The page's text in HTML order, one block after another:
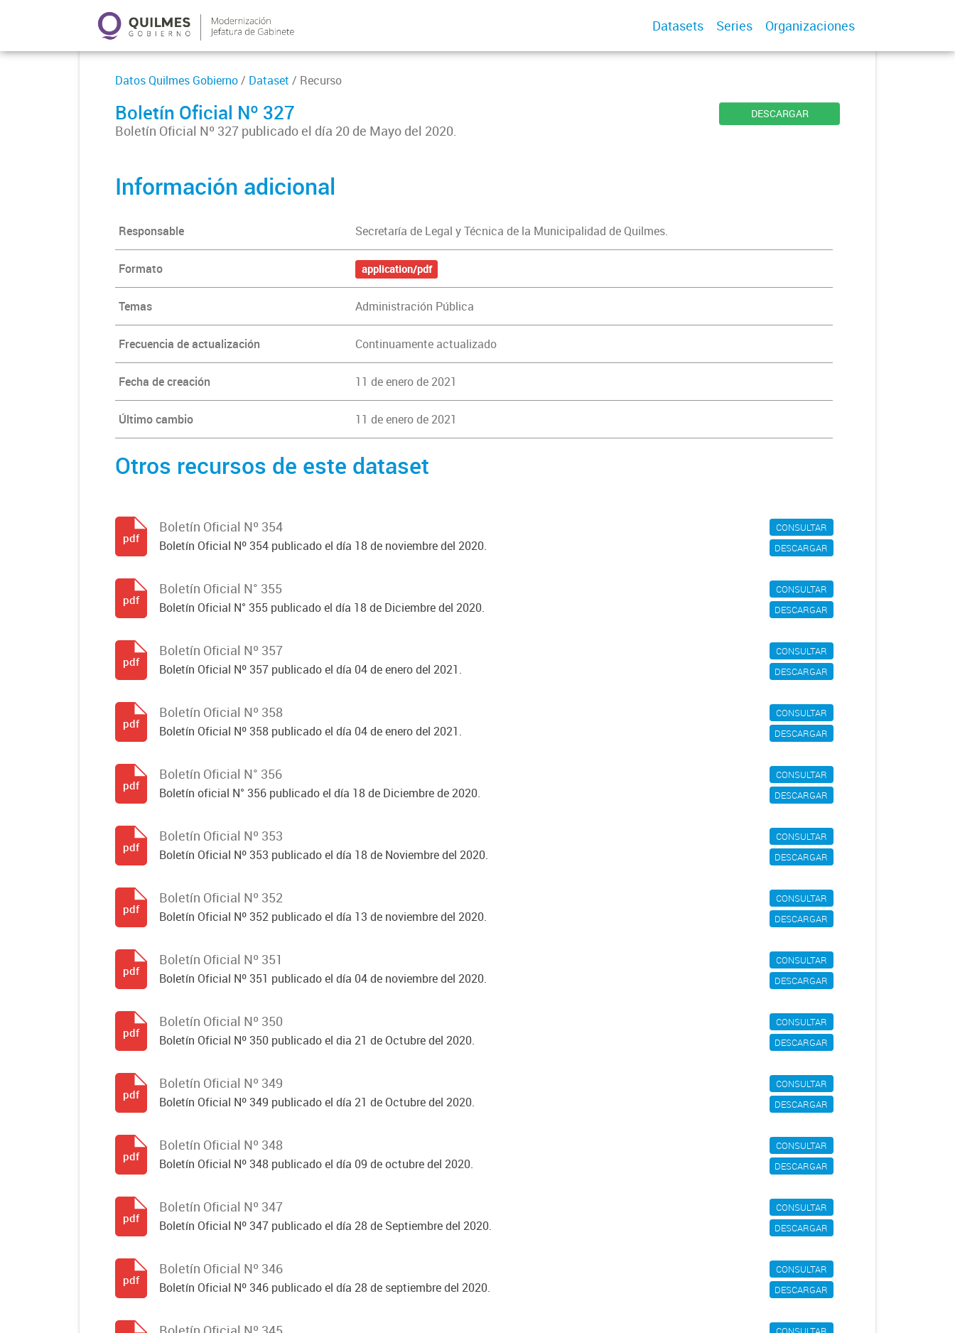
Datasets Series Organizaciones
Datos Quilmes Gobierno/ Dataset / Recurso
Boletín Oficial Nº 327
Boletín Oficial Nº 327 publicado el día 20 de Mayo del 2020.
DESCARGAR
Información adicional
Responsable Secretaría de Legal y Técnica de la Municipalidad de Quilmes.
Formato application/pdf
Temas Administración Pública
Frecuencia de actualización Continuamente actualizado
Fecha de creación 11 de enero de 2021
Último cambio 11 de enero de 2021
Otros recursos de este dataset
CONSULTAR
DESCARGAR
Boletín Oficial Nº 354
Boletín Oficial Nº 354 publicado el día 18 de noviembre del 2020.
pdf
CONSULTAR
DESCARGAR
Boletín Oficial N° 355
Boletín Oficial N° 355 publicado el día 18 de Diciembre del 2020.
pdf
CONSULTAR
DESCARGAR
Boletín Oficial Nº 357
Boletín Oficial Nº 357 publicado el día 04 de enero del 2021.
pdf
CONSULTAR
DESCARGAR
Boletín Oficial Nº 358
Boletín Oficial Nº 358 publicado el día 04 de enero del 2021.
pdf
CONSULTAR
DESCARGAR
Boletín Oficial N° 356
Boletín oficial N° 356 publicado el día 18 de Diciembre de 2020.
pdf
CONSULTAR
DESCARGAR
Boletín Oficial Nº 353
Boletín Oficial Nº 353 publicado el día 18 de Noviembre del 2020.
pdf
CONSULTAR
DESCARGAR
Boletín Oficial Nº 352
Boletín Oficial Nº 352 publicado el día 13 de noviembre del 2020.
pdf
CONSULTAR
DESCARGAR
Boletín Oficial Nº 351
Boletín Oficial Nº 351 publicado el día 04 de noviembre del 2020.
pdf
CONSULTAR
DESCARGAR
Boletín Oficial Nº 350
Boletín Oficial Nº 350 publicado el dia 21 de Octubre del 2020.
pdf
CONSULTAR
DESCARGAR
Boletín Oficial Nº 349
Boletín Oficial Nº 349 publicado el día 21 de Octubre del 2020.
pdf
CONSULTAR
DESCARGAR
Boletín Oficial Nº 348
Boletín Oficial Nº 348 publicado el día 09 de octubre del 2020.
pdf
CONSULTAR
DESCARGAR
Boletín Oficial Nº 347
Boletín Oficial Nº 347 publicado el día 28 de Septiembre del 2020.
pdf
CONSULTAR
DESCARGAR
Boletín Oficial Nº 346
Boletín Oficial Nº 346 publicado el día 28 de septiembre del 2020.
pdf